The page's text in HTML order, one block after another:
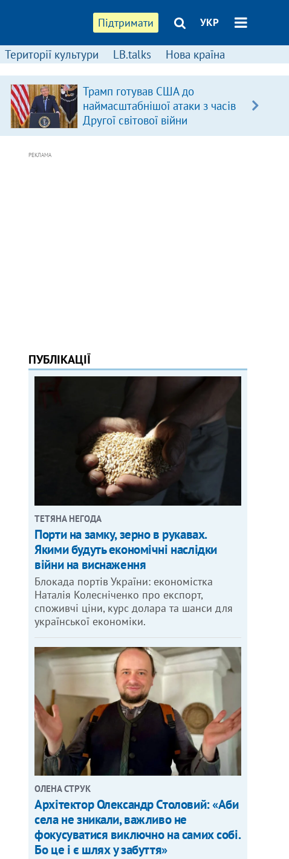
Підтримати УКР
Території культури LB.talks Нова країна
Трамп готував США до
наймасштабнішої атаки з часів
Другої світової війни
РЕКЛАМА
ПУБЛІКАЦІЇ
ТЕТЯНА НЕГОДА
Порти на замку, зерно в рукавах.
Якими будуть економічні наслідки
війни на виснаження
Блокада портів України: економістка
Наталія Колесніченко про експорт,
споживчі ціни, курс долара та шанси для
української економіки.
ОЛЕНА СТРУК
Архітектор Олександр Столовий: «Аби
села не зникали, важливо не
фокусуватися виключно на самих собі.
Бо це і є шлях у забуття»